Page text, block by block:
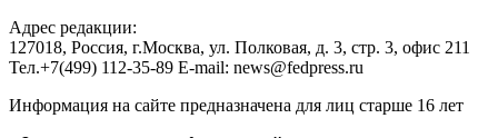
Адрес редакции:
127018, Россия, г.Москва, ул. Полковая, д. 3, стр. 3, офис 211
Тел.+7(499) 112-35-89 E-mail: news@fedpress.ru
Информация на сайте предназначена для лиц старше 16 лет